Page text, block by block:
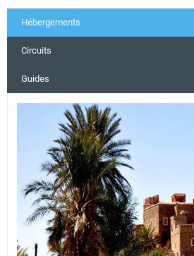
Hébergements
Circuits
Guides